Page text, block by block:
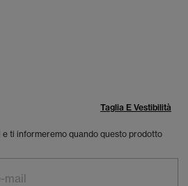
Taglia E Vestibilità
ti informeremo quando questo prodotto